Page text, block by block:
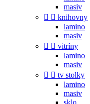
masiv
  knihovny
lamino
masiv
  vitríny
lamino
masiv
  tv stolky
lamino
masiv
sklo